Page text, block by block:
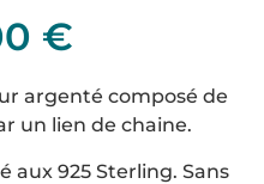
€
argenté composé de
un lien de chaine.
aux 925 Sterling. Sans